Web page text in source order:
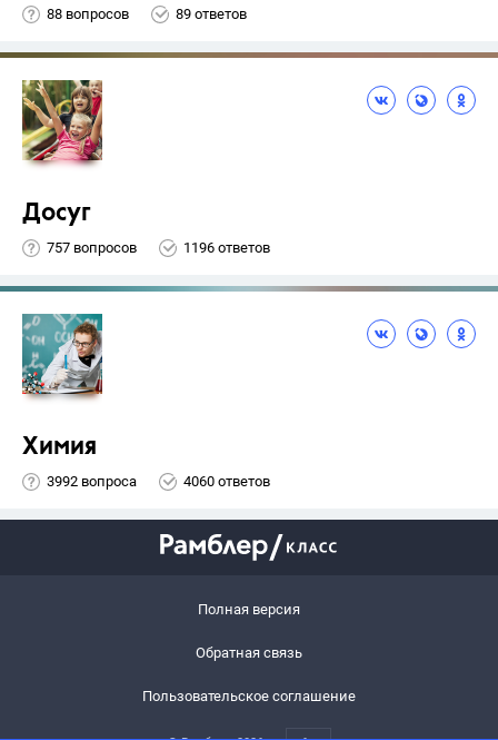
88 вопросов 89 ответов
Досуг
757 вопросов 1196 ответов
Химия
3992 вопроса 4060 ответов
Полная версия
Обратная связь
Пользовательское соглашение